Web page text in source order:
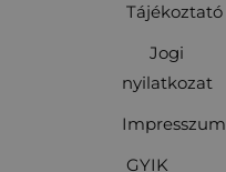
Tájékoztató
Jogi
nyilatkozat
Impresszum
GYIK